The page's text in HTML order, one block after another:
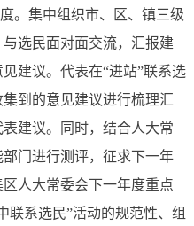
。集中组织市、区、镇三级
选民面对面交流，汇报建
建议。代表在“进站”联系选
到的意见建议进行梳理汇
建议。同时，结合人大常
门进行测评，征求下一年
人大常委会下一年度重点
联系选民”活动的规范性、组